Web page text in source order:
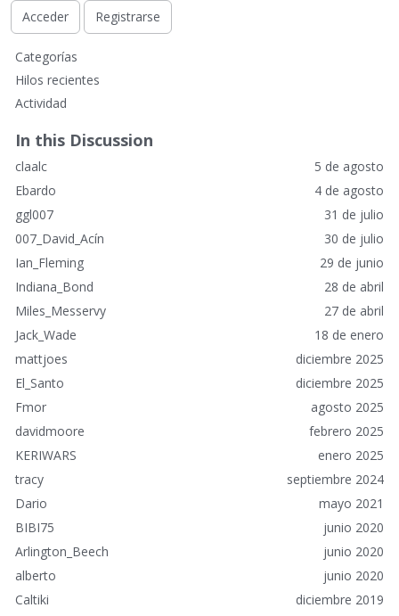
Acceder
Registrarse
E
n
a
c
e
s
r
á
p
d
o
s
Categorías
Hilos recientes
Actividad
In this Discussion
5 de agosto
claalc
4 de agosto
Ebardo
31 de julio
ggl007
30 de julio
007_David_Acín
29 de junio
Ian_Fleming
28 de abril
Indiana_Bond
27 de abril
Miles_Messervy
18 de enero
Jack_Wade
diciembre 2025
mattjoes
diciembre 2025
El_Santo
agosto 2025
Fmor
febrero 2025
davidmoore
enero 2025
KERIWARS
septiembre 2024
tracy
mayo 2021
Dario
junio 2020
BIBI75
junio 2020
Arlington_Beech
junio 2020
alberto
diciembre 2019
Caltiki